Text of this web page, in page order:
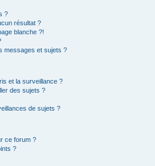
?
résultat ?
blanche ?!
messages et sujets ?
et la surveillance ?
des sujets ?
de sujets ?
ce forum ?
?